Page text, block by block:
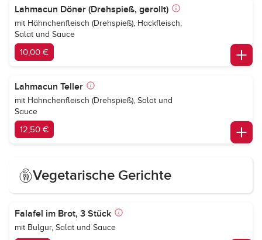
Lahmacun Döner (Drehspieß, gerollt)
mit Hähnchenfleisch (Drehspieß), Hackfleisch,
Salat und Sauce
10,00 €
Lahmacun Teller
mit Hähnchenfleisch (Drehspieß), Salat und
Sauce
12,50 €
Vegetarische Gerichte
Falafel im Brot, 3 Stück
mit Bulgur, Salat und Sauce